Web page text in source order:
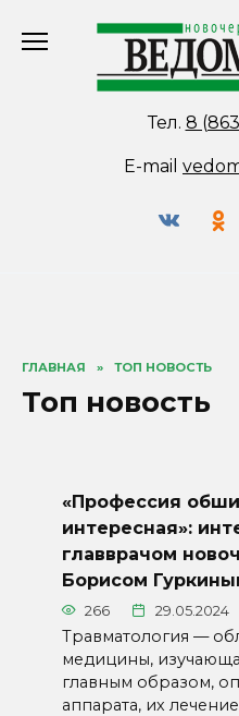
Тел. 8
E-mail
ГЛАВНАЯ » ТОП НОВОСТЬ
Топ новость
«Профессия
интересная»:
главврачом
Борисом
266 29.05.2024
Травматология —
медицины,
главным образом,
аппарата, их